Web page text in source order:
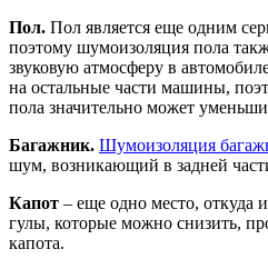
Пол. Пол является еще одним
поэтому шумоизоляция пола
звуковую атмосферу в
на остальные части машины,
пола значительно может
Багажник. Шумоизоляция
шум, возникающий в задней
Капот – еще одно место, откуда
гулы, которые можно снизить,
капота.